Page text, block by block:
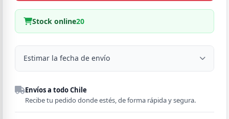
Stock online20
Estimar la fecha de envío
Despacho a domicilio
Región
Envíos a todo Chile
Recibe tu pedido donde estés, de forma rápida y segura.